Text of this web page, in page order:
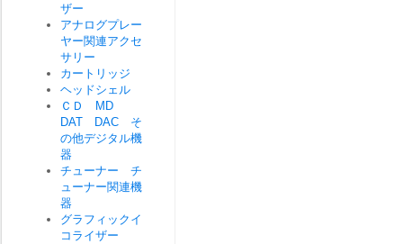
ザー
アナログプレー
ヤー関連アクセ
サリー
カートリッジ
ヘッドシェル
ＣＤ MD
DAT DAC そ
の他デジタル機
器
チューナー チ
ューナー関連機
器
グラフィックイ
コライザー